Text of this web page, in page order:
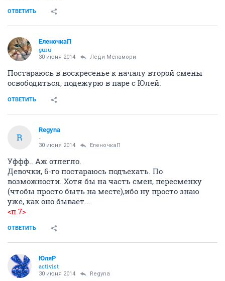
ОТВЕТИТЬ
ЕленочкаП
guru
30 июня 2014 Леди Меламори
Постараюсь в воскресенье к началу второй смены
освободиться, подежурю в паре с Юлей.
ОТВЕТИТЬ
R
Regyna
-
30 июня 2014 ЕленочкаП
Уффф.. Аж отлегло.
Девочки, 6-го постараюсь подъехать. По
возможности. Хотя бы на часть смен, пересменку
(чтобы просто быть на месте),ибо ну просто знаю
уже, как оно бывает...
<п.7>
ОТВЕТИТЬ
ЮляР
activist
30 июня 2014 Regyna